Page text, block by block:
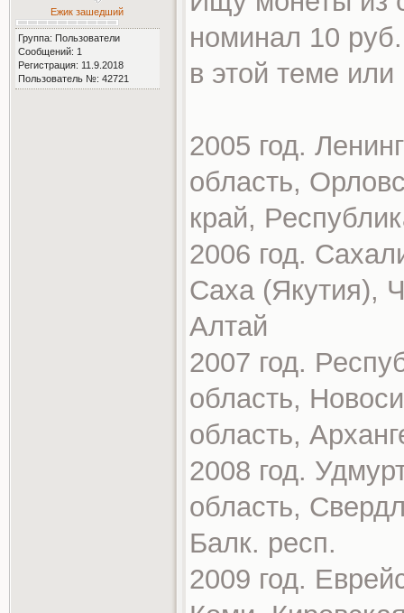
Ежик зашедший
Группа: Пользователи
Сообщений: 1
Регистрация: 11.9.2018
Пользователь №: 42721
номинал 10
в этой теме
2005 год.
область,
край,
2006 год.
Саха (Якутия),
Алтай
2007 год.
область,
область,
2008 год.
область,
Балк. респ.
2009 год.